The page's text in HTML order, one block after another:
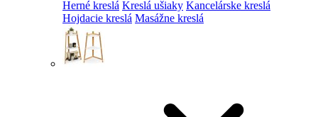
Herné kreslá Kreslá ušiaky Kancelárske kreslá
Hojdacie kreslá Masážne kreslá